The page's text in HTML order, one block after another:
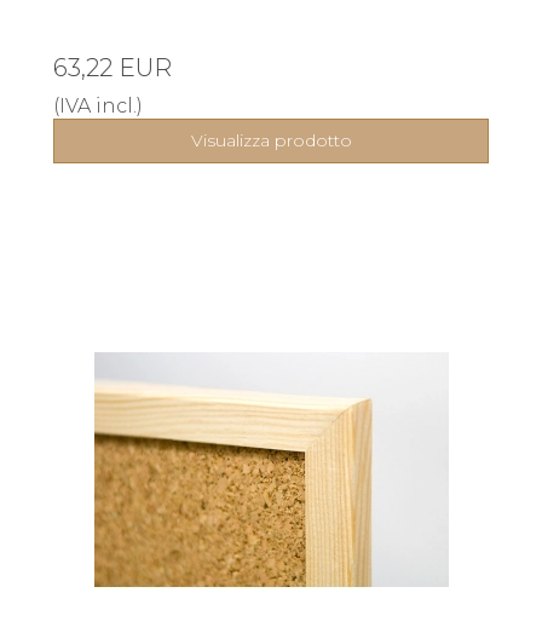
63,22 EUR
(IVA incl.)
Visualizza prodotto